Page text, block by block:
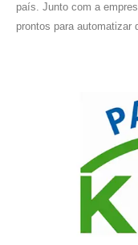
país. Junto com a
prontos para automatizar